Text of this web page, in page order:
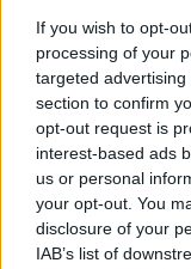
If you wish to opt-
processing of your
targeted
section to confirm
opt-out request is
interest-based ads
us or personal
your opt-out. You
disclosure of your
IAB’s list of